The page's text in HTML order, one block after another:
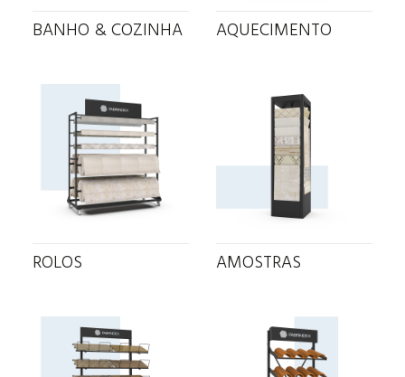
BANHO & COZINHA AQUECIMENTO
ROLOS AMOSTRAS